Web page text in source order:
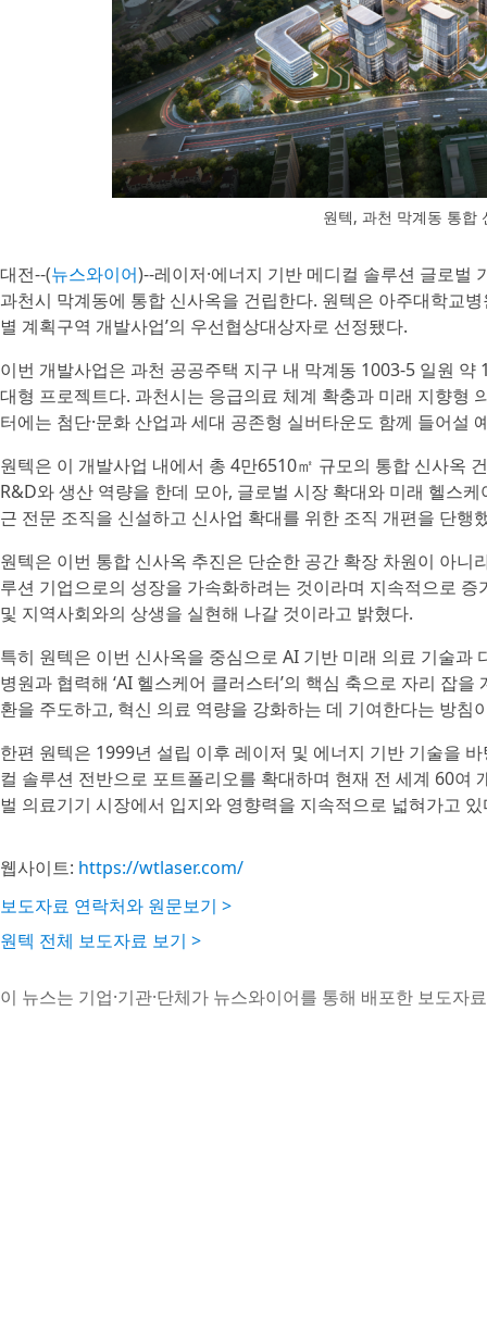
원텍, 과천 막계동 통합
대전--(뉴스와이어)--레이저·에너지 기반 메디컬 솔루션 글로벌
과천시 막계동에 통합 신사옥을 건립한다. 원텍은 아주대학교
별 계획구역 개발사업’의 우선협상대상자로 선정됐다.
이번 개발사업은 과천 공공주택 지구 내 막계동 1003-5 일원
대형 프로젝트다. 과천시는 응급의료 체계 확충과 미래 지향형
터에는 첨단·문화 산업과 세대 공존형 실버타운도 함께 들어설
원텍은 이 개발사업 내에서 총 4만6510㎡ 규모의 통합 신사옥
R&D와 생산 역량을 한데 모아, 글로벌 시장 확대와 미래 헬스
근 전문 조직을 신설하고 신사업 확대를 위한 조직 개편을 단
원텍은 이번 통합 신사옥 추진은 단순한 공간 확장 차원이 아
루션 기업으로의 성장을 가속화하려는 것이라며 지속적으로
및 지역사회와의 상생을 실현해 나갈 것이라고 밝혔다.
특히 원텍은 이번 신사옥을 중심으로 AI 기반 미래 의료 기술
병원과 협력해 ‘AI 헬스케어 클러스터’의 핵심 축으로 자리 잡
환을 주도하고, 혁신 의료 역량을 강화하는 데 기여한다는 방침
한편 원텍은 1999년 설립 이후 레이저 및 에너지 기반 기술을
컬 솔루션 전반으로 포트폴리오를 확대하며 현재 전 세계 60여
벌 의료기기 시장에서 입지와 영향력을 지속적으로 넓혀가고 있
웹사이트: https://wtlaser.com/
보도자료 연락처와 원문보기 >
원텍 전체 보도자료 보기 >
이 뉴스는 기업·기관·단체가 뉴스와이어를 통해 배포한 보도자